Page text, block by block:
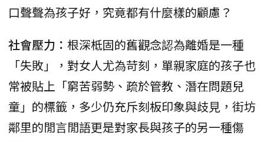
口聲聲為孩子好，究竟都有什麼樣的顧慮？
社會壓力： 根深柢固的舊觀念認為離婚是一種
「失敗」，對女人尤為苛刻，單親家庭的孩子也
常被貼上「窮苦弱勢、疏於管教、潛在問題兒
童」的標籤，多少仍充斥刻板印象與歧見，街坊
鄰里的閒言閒語更是對家長與孩子的另一種傷